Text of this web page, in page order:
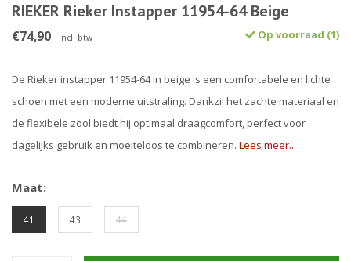
RIEKER Rieker Instapper 11954-64 Beige
€74,90 Incl. btw Op voorraad (1)
De Rieker instapper 11954-64 in beige is een comfortabele en lichte
schoen met een moderne uitstraling. Dankzij het zachte materiaal en
de flexibele zool biedt hij optimaal draagcomfort, perfect voor
dagelijks gebruik en moeiteloos te combineren. Lees meer..
Maat:
41 43 44